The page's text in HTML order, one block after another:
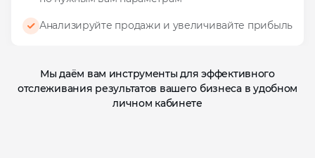
Анализируйте продажи и увеличивайте прибыль
Мы даём вам инструменты для эффективного
отслеживания результатов вашего бизнеса в удобном
личном кабинете